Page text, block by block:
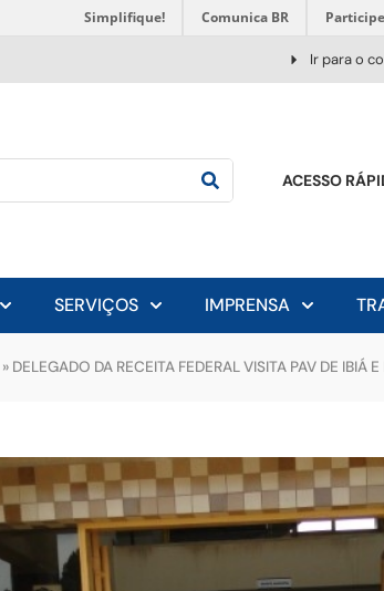
Simplifique! Comunica BR Participe
Ir para o
ACESSO
SERVIÇOS IMPRENSA
» DELEGADO DA RECEITA FEDERAL VISITA PAV DE IBIÁ